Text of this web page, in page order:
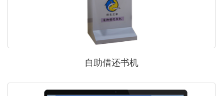
自助借还书机